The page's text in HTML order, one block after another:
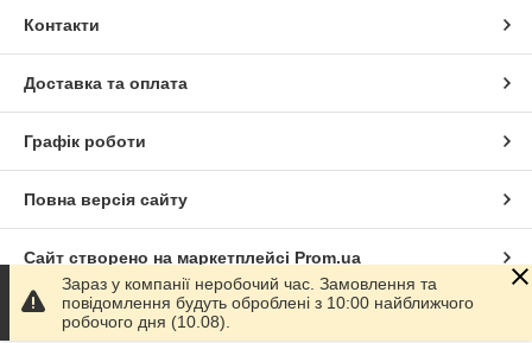
Контакти
Доставка та оплата
Графік роботи
Повна версія сайту
Сайт створено на маркетплейсі Prom.ua
Політика конфіденційності
Зараз у компанії неробочий час. Замовлення та
повідомлення будуть оброблені з 10:00 найближчого
робочого дня (10.08).